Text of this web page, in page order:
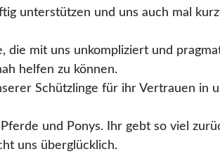
unterstützen und uns auch mal
die mit uns unkompliziert und
helfen zu können.
Schützlinge für ihr Vertrauen in
und Ponys. Ihr gebt so viel
uns überglücklich.